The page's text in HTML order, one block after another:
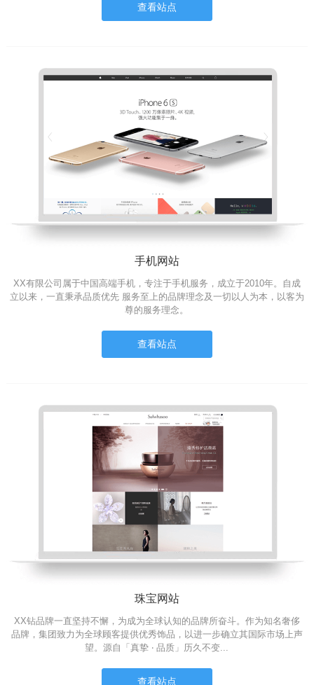
查看站点
手机网站
XX有限公司属于中国高端手机，专注于手机服务，成立于2010年。自成
立以来，一直秉承品质优先 服务至上的品牌理念及一切以人为本，以客为
尊的服务理念。
查看站点
珠宝网站
XX钻品牌一直坚持不懈，为成为全球认知的品牌所奋斗。作为知名奢侈
品牌，集团致力为全球顾客提供优秀饰品，以进一步确立其国际市场上声
望。源自「真挚 ‧ 品质」历久不变...
查看站点